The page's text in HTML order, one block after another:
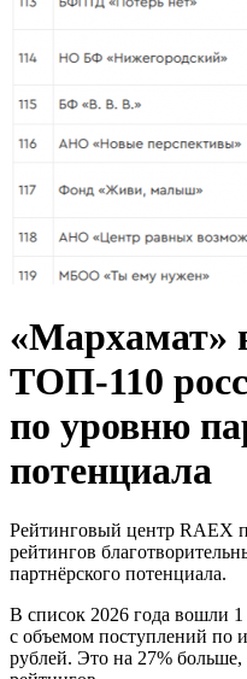
«Мархамат»
ТОП-110
по уровню
потенциала
Рейтинговый центр RAEX
рейтингов
партнёрского потенциала.
В список 2026 года вошли
с объемом поступлений по
рублей. Это на 27%